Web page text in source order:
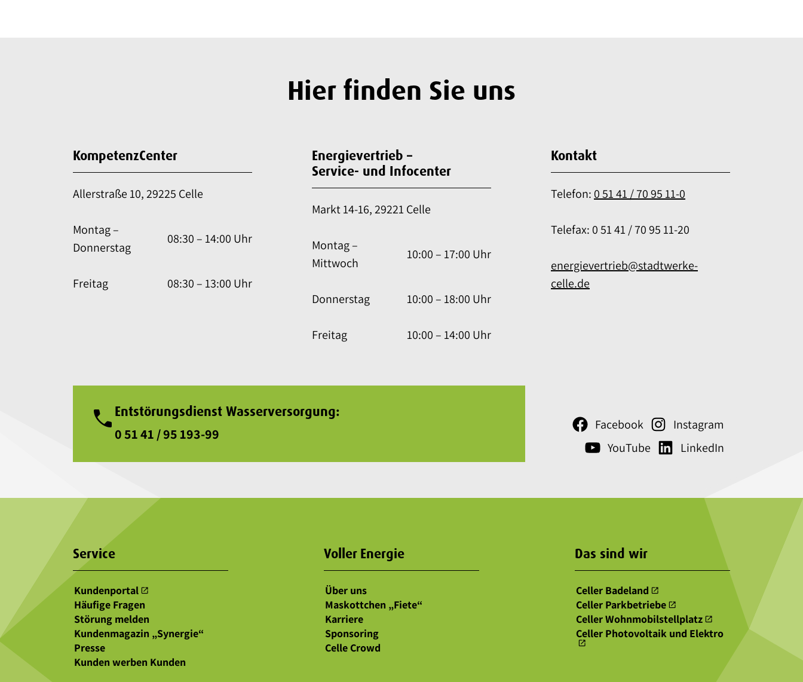
Hier finden Sie uns
KompetenzCenter
Allerstraße 10, 29225 Celle
Montag –
Donnerstag
08:30 – 14:00 Uhr
Freitag 08:30 – 13:00 Uhr
Energievertrieb –
Service- und Infocenter
Markt 14-16, 29221 Celle
Montag –
Mittwoch
10:00 – 17:00 Uhr
Donnerstag 10:00 – 18:00 Uhr
Freitag 10:00 – 14:00 Uhr
Kontakt
Telefon: 0 51 41 / 70 95 11-0
Telefax: 0 51 41 / 70 95 11-20
energievertrieb@stadtwerke-
celle.de
phone Entstörungsdienst Wasserversorgung:
0 51 41 / 95 193-99
Facebook
Instagram
YouTube
LinkedIn
Service
Kundenportal open_in_new
Häufige Fragen
Störung melden
Kundenmagazin „Synergie“
Presse
Kunden werben Kunden
Voller Energie
Über uns
Maskottchen „Fiete“
Karriere
Sponsoring
Celle Crowd
Das sind wir
Celler Badeland open_in_new
Celler Parkbetriebe open_in_new
Celler Wohnmobilstellplatz open_in_new
Celler Photovoltaik und Elektro
open_in_new